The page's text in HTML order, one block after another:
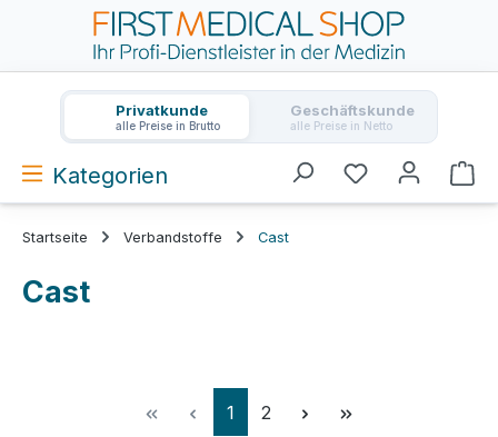
Zum Hauptinhalt springen
Privatkunde
alle Preise in Brutto
Geschäftskunde
alle Preise in Netto
Kategorien
Startseite Verbandstoffe Cast
Cast
Seite
1 Seite
2